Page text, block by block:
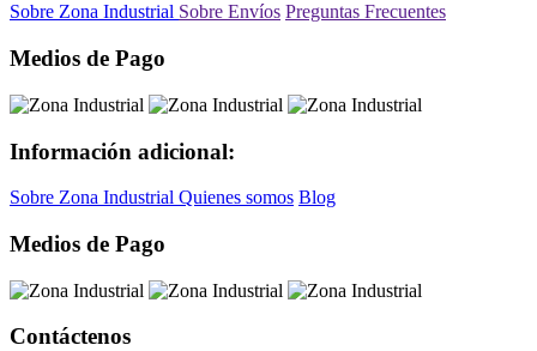
Sobre Zona Industrial Sobre Envíos Preguntas Frecuentes
Medios de Pago
Información adicional:
Sobre Zona Industrial Quienes somos Blog
Medios de Pago
Contáctenos